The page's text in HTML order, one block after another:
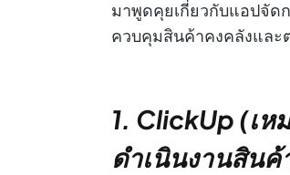
มาพูดคุยเกี่ยวกับแอปจัด
ควบคุมสินค้าคงคลังและ
1. ClickUp (เ
ดำเนินงานสิน